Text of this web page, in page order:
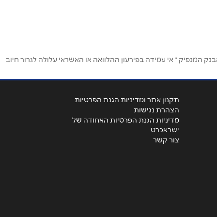
* אי עמידה בפירעון ההלוואה או האשראי עלולה לגרור חיוב
תקנון אתר ומדיניות הגנת הפרטיות
הצהרת נגישות
מדיניות הגנת הפרטיות האחודה של
ישראכרט
צור קשר